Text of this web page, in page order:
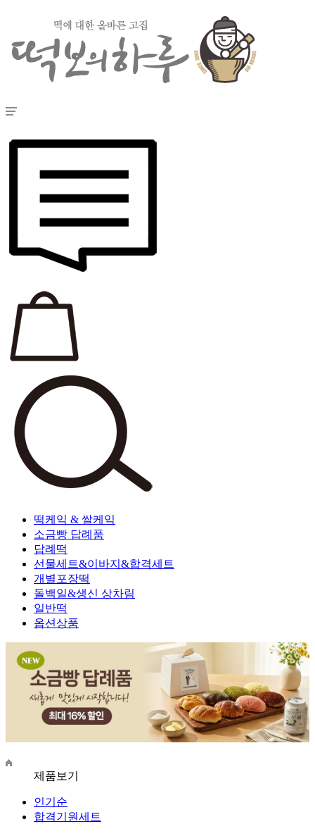
떡케익 & 쌀케익
소금빵 답례품
답례떡
선물세트&이바지&합격세트
개별포장떡
돌백일&생신 상차림
일반떡
옵션상품
제품보기
인기순
합격기원세트